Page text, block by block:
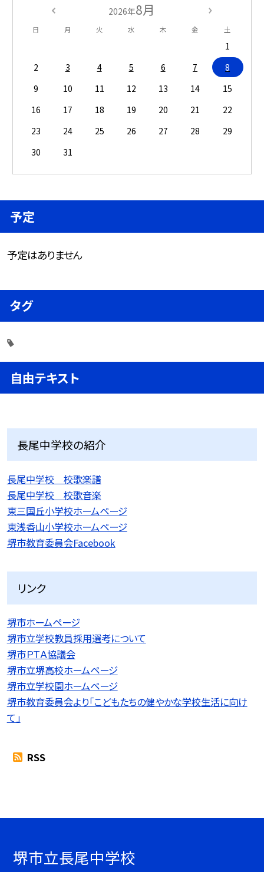
2026年8月
日 月 火 水 木 金 土
1
2
3 4 5 6 7
8
9
10 11 12 13 14
15
16
17 18 19 20 21
22
23
24 25 26 27 28
29
30
31
予定
予定はありません
タグ
自由テキスト
長尾中学校の紹介
長尾中学校 校歌楽譜
長尾中学校 校歌音楽
東三国丘小学校ホームページ
東浅香山小学校ホームページ
堺市教育委員会Facebook
リンク
堺市ホームページ
堺市立学校教員採用選考について
堺市ＰＴＡ協議会
堺市立堺高校ホームページ
堺市立学校園ホームページ
堺市教育委員会より「こどもたちの健やかな学校生活に向け
て」
RSS
堺市立長尾中学校